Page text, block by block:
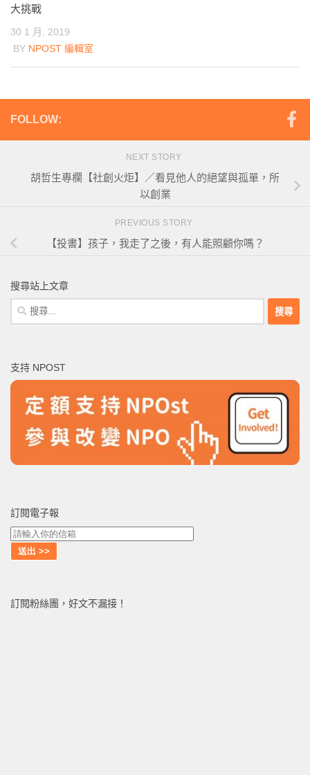
大挑戰
30 1 月, 2019
BY NPOST 編輯室
FOLLOW:
NEXT STORY
胡哲生專欄【社創火炬】／看見他人的絕望與孤單，所
以創業
PREVIOUS STORY
【投書】孩子，我走了之後，有人能照顧你嗎？
搜尋站上文章
搜
尋
字:
支持 NPOST
訂閱電子報
訂閱粉絲團，好文不漏接！